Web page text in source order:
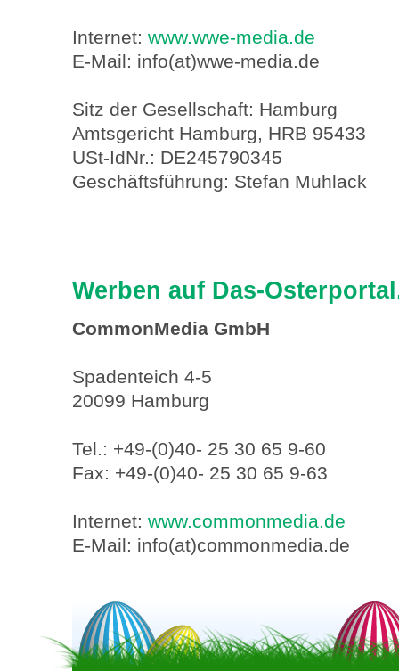
Internet: www.wwe-media.de
E-Mail: info(at)wwe-media.de
Sitz der Gesellschaft: Hamburg
Amtsgericht Hamburg, HRB 95433
USt-IdNr.: DE245790345
Geschäftsführung: Stefan Muhlack
Werben auf Das-
CommonMedia GmbH
Spadenteich 4-5
20099 Hamburg
Tel.: +49-(0)40- 25 30 65 9-60
Fax: +49-(0)40- 25 30 65 9-63
Internet: www.commonmedia.de
E-Mail: info(at)commonmedia.de